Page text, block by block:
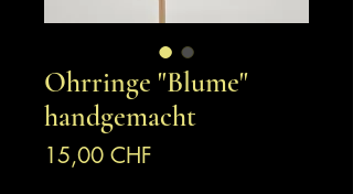
Ohrringe "Blume"
handgemacht
15,00 CHF